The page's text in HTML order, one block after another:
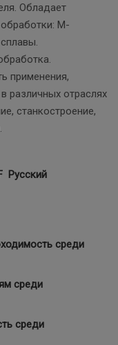
Обладает
М-
применения,
различных отраслях
станкостроение,
Русский
среди
среди
среди